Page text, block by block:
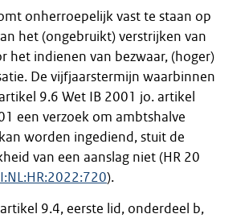
onherroepelijk vast te staan op
het (ongebruikt) verstrijken van
het indienen van bezwaar, (hoger)
De vijfjaarstermijn waarbinnen
9.6 Wet IB 2001 jo. artikel
een verzoek om ambtshalve
worden ingediend, stuit de
van een aanslag niet (HR 20
).
9.4, eerste lid, onderdeel b,